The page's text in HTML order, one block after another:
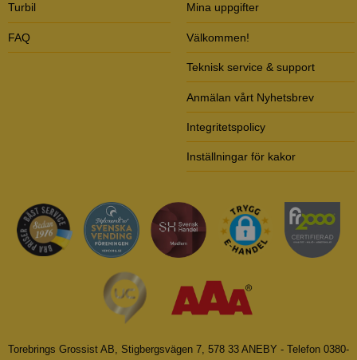
Turbil
FAQ
Mina uppgifter
Välkommen!
Teknisk service & support
Anmälan vårt Nyhetsbrev
Integritetspolicy
Inställningar för kakor
Torebrings Grossist AB, Stigbergsvägen 7, 578 33 ANEBY - Telefon 0380-